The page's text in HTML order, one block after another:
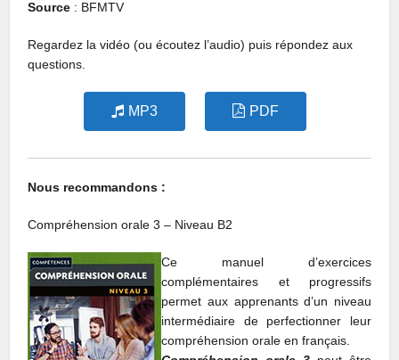
Source : BFMTV
Regardez la vidéo (ou écoutez l’audio) puis répondez aux
questions.
MP3 PDF
Nous recommandons :
Compréhension orale 3 – Niveau B2
Ce manuel d’exercices
complémentaires et progressifs
permet aux apprenants d’un niveau
intermédiaire de perfectionner leur
compréhension orale en français.